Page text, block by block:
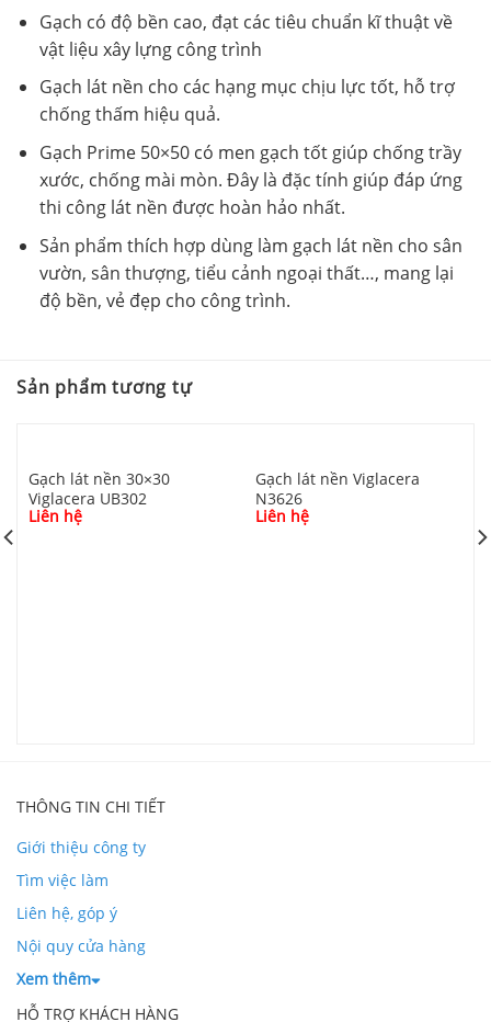
Gạch có độ bền cao, đạt các tiêu chuẩn kĩ thuật về
vật liệu xây lựng công trình
Gạch lát nền cho các hạng mục chịu lực tốt, hỗ trợ
chống thấm hiệu quả.
Gạch Prime 50×50 có men gạch tốt giúp chống trầy
xước, chống mài mòn. Đây là đặc tính giúp đáp ứng
thi công lát nền được hoàn hảo nhất.
Sản phẩm thích hợp dùng làm gạch lát nền cho sân
vườn, sân thượng, tiểu cảnh ngoại thất…, mang lại
độ bền, vẻ đẹp cho công trình.
Sản phẩm tương tự
Gạch lát nền 30×30
Viglacera UB302
Liên hệ
Gạch lát nền Viglacera
N3626
Liên hệ
THÔNG TIN CHI TIẾT
Giới thiệu công ty
Tìm việc làm
Liên hệ, góp ý
Nội quy cửa hàng
Xem thêm
HỖ TRỢ KHÁCH HÀNG